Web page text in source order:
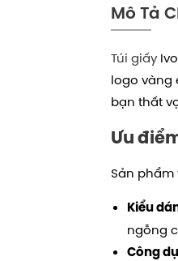
Mô Tả
Túi giấy
logo vàng
bạn thất
Ưu
Sản phẩm
Kiểu
ngỗng
Công